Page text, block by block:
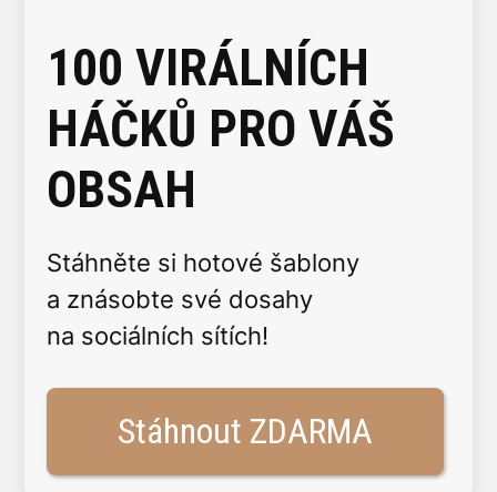
100 VIRÁLNÍCH
HÁČKŮ PRO VÁŠ
OBSAH
Stáhněte si hotové šablony
a znásobte své dosahy
na sociálních sítích!
Stáhnout ZDARMA